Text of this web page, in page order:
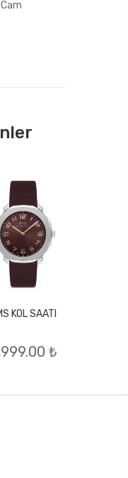
KOL SAATI
₺